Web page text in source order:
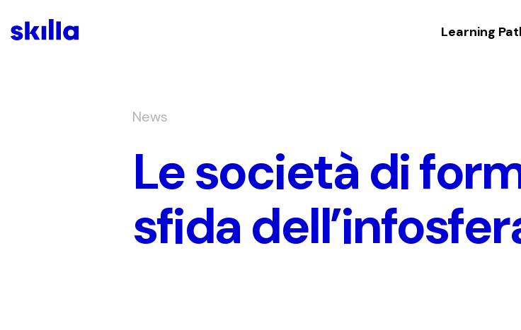
Learning
News
Le società di
sfida